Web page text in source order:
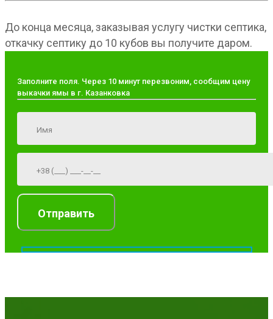
До конца месяца, заказывая услугу чистки септика,
откачку септику до 10 кубов вы получите даром.
Заполните поля. Через 10 минут перезвоним, сообщим цену
выкачки ямы в г. Казанковка